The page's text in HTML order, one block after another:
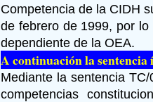
Competencia de la CIDH
de febrero de 1999, por
dependiente de la OEA.
A continuación la
Mediante la sentencia
competencias